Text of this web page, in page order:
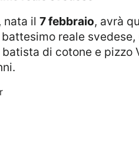
nata il 7 febbraio, avrà
battesimo reale
di cotone e pizzo